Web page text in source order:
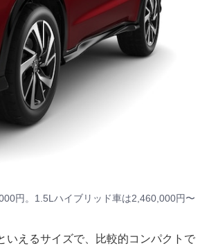
円。1.5Lハイブリッド車は2,460,000円〜
いえるサイズで、比較的コンパクトで